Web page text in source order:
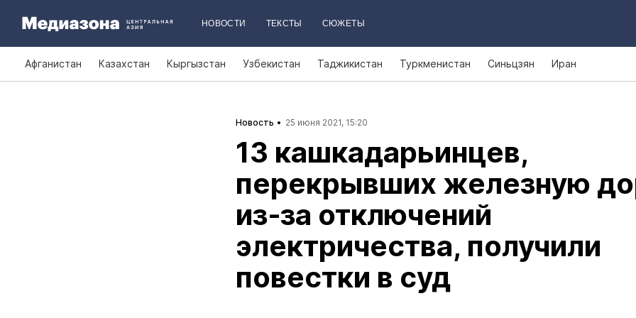
НОВОСТИ ТЕКСТЫ СЮЖЕТЫ
Афганистан Казахстан Кыргызстан Узбекистан Таджикистан Туркменистан Синьцзян Иран
Новость 25 июня 2021, 15:20
13 кашкадарьинцев,
перекрывших железную
из‑за отключений
электричества, получили
повестки в суд